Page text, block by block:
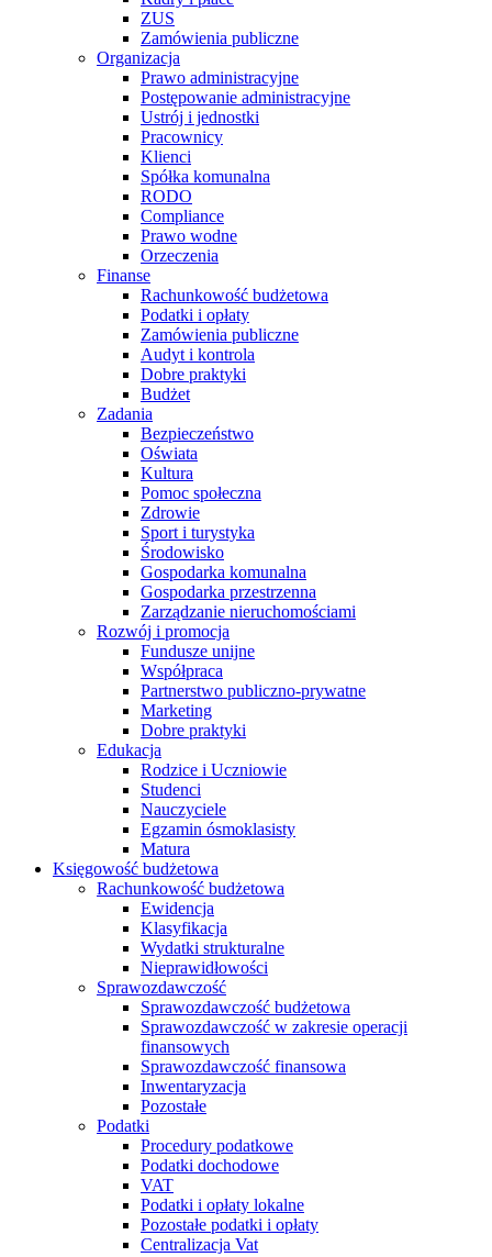
ZUS
Zamówienia publiczne
Organizacja
Prawo administracyjne
Postępowanie administracyjne
Ustrój i jednostki
Pracownicy
Klienci
Spółka komunalna
RODO
Compliance
Prawo wodne
Orzeczenia
Finanse
Rachunkowość budżetowa
Podatki i opłaty
Zamówienia publiczne
Audyt i kontrola
Dobre praktyki
Budżet
Zadania
Bezpieczeństwo
Oświata
Kultura
Pomoc społeczna
Zdrowie
Sport i turystyka
Środowisko
Gospodarka komunalna
Gospodarka przestrzenna
Zarządzanie nieruchomościami
Rozwój i promocja
Fundusze unijne
Współpraca
Partnerstwo publiczno-prywatne
Marketing
Dobre praktyki
Edukacja
Rodzice i Uczniowie
Studenci
Nauczyciele
Egzamin ósmoklasisty
Matura
Księgowość budżetowa
Rachunkowość budżetowa
Ewidencja
Klasyfikacja
Wydatki strukturalne
Nieprawidłowości
Sprawozdawczość
Sprawozdawczość budżetowa
Sprawozdawczość w zakresie operacji
finansowych
Sprawozdawczość finansowa
Inwentaryzacja
Pozostałe
Podatki
Procedury podatkowe
Podatki dochodowe
VAT
Podatki i opłaty lokalne
Pozostałe podatki i opłaty
Centralizacja Vat